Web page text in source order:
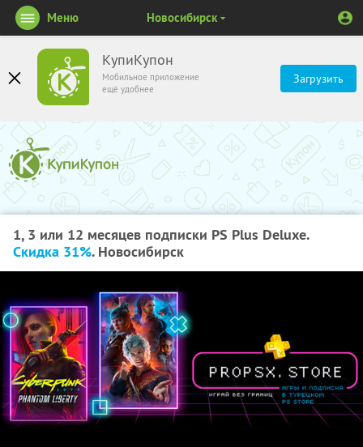
КупиКупон
Мобильное приложение
ещё удобнее
Загрузить
Меню Новосибирск
1, 3 или 12 месяцев подписки PS Plus Deluxe.
Скидка 31%. Новосибирск